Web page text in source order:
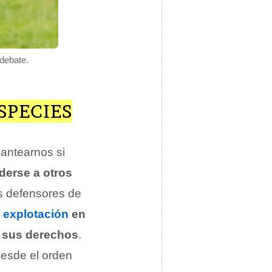
si
a otros
defensores de
explotación en
derechos.
el orden